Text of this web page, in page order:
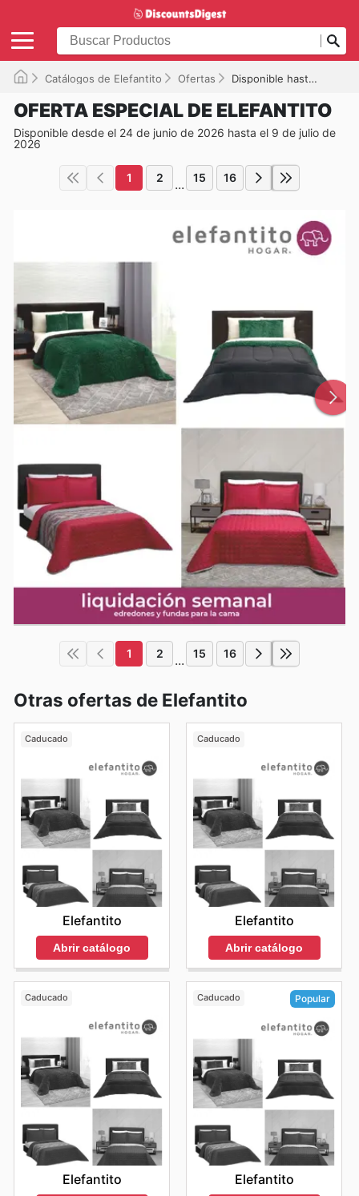
Catálogos de Elefantito Ofertas Disponible hasta el 09/07/2026
OFERTA ESPECIAL DE ELEFANTITO
Disponible desde el 24 de junio de 2026 hasta el 9 de julio de
2026
1 2 ... 15 16
1 2 ... 15 16
Otras ofertas de Elefantito
Caducado
Elefantito
Abrir catálogo
Caducado
Elefantito
Abrir catálogo
Caducado
Elefantito
Caducado Popular
Elefantito